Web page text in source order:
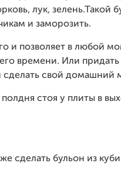
лук, зелень.Такой
и заморозить.
и позволяет в любой
времени. Или
свой домашний
полдня стоя у плиты в
сделать бульон из